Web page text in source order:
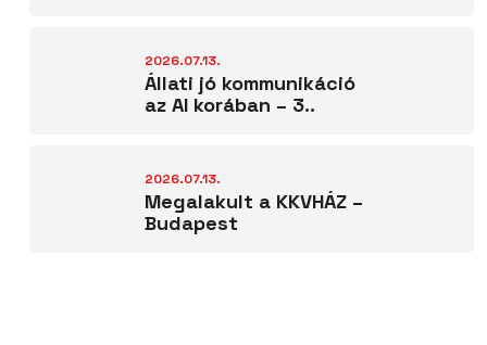
2026.07.13.
Állati jó kommunikáció
az AI korában – 3..
2026.07.13.
Megalakult a KKVHÁZ –
Budapest